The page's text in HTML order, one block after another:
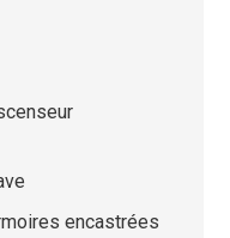
encastrées